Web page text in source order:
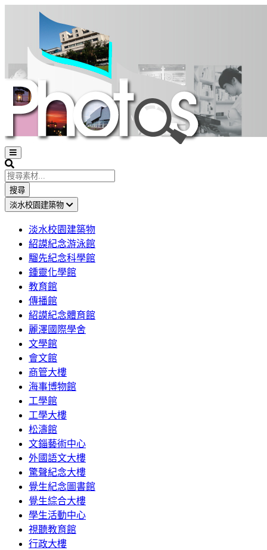
Open
sidebar
Search
搜尋
淡水校園建築物
淡水校園建築物
紹謨紀念游泳館
騮先紀念科學館
鍾靈化學館
教育館
傳播館
紹謨紀念體育館
麗澤國際學舍
文學館
會文館
商管大樓
海事博物館
工學館
工學大樓
松濤館
文錙藝術中心
外國語文大樓
驚聲紀念大樓
覺生紀念圖書館
覺生綜合大樓
學生活動中心
視聽教育館
行政大樓